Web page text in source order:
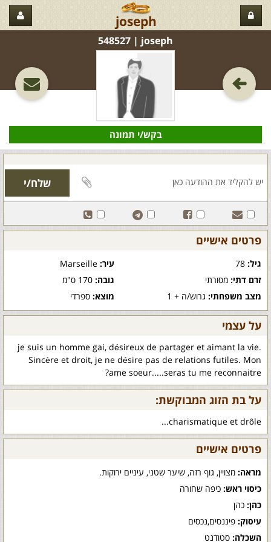
joseph
joseph‏ | 548527
בקש/י תמונה
פרטים אישיים
גיל: עיר:Marseille
זרם דתי: מסורתי גובה:170 ס"מ
מצב משפחתי: גרוש/ה + 1 מוצא:ספרדי
על עצמי
je suis un homme gai, désireux de partager et aimant la vie.
Sincère et droit, je ne désire pas de relations futiles. Mon
ame soeur.....seras tu me reconnaitre?
על בת הזוג המבוקשת:
charismatique et drôle...
פרטים אישיים
מראה: מצויין, גוף רזה, שיער שטני, עיניים ירוקות.
כיסוי ראש: כיפה שחורה
כהן: כהן
עיסוק: פיננסים,נכסים
השכלה: סטודנט